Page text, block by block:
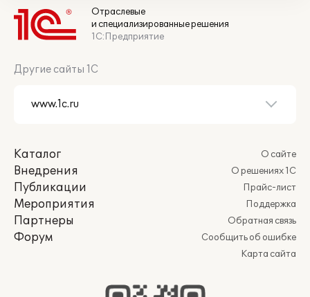
Отраслевые
и специализированные решения
1С:Предприятие
Другие сайты 1С
Каталог
Внедрения
Публикации
Мероприятия
Партнеры
Форум
О сайте
О решениях 1С
Прайс-лист
Поддержка
Обратная связь
Сообщить об ошибке
Карта сайта